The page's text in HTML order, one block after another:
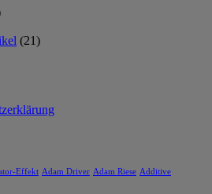
(21)
Effekt Adam Driver Adam Riese Additive